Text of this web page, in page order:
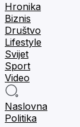
Hronika
Biznis
Društvo
Lifestyle
Svijet
Sport
Video
Naslovna
Politika